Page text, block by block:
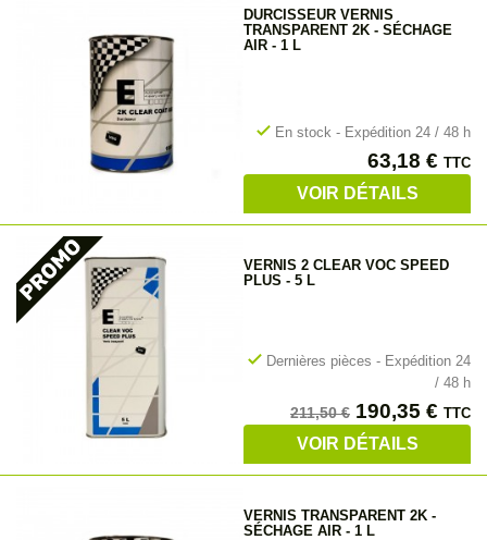
DURCISSEUR VERNIS
TRANSPARENT 2K - SÉCHAGE
AIR - 1 L
check En stock - Expédition 24 / 48 h
Prix
63,18 € TTC
VOIR DÉTAILS
VERNIS 2 CLEAR VOC SPEED
PLUS - 5 L
check Dernières pièces - Expédition 24
/ 48 h
Prix
de
base
211,50 € Prix
190,35 € TTC
VOIR DÉTAILS
VERNIS TRANSPARENT 2K -
SÉCHAGE AIR - 1 L